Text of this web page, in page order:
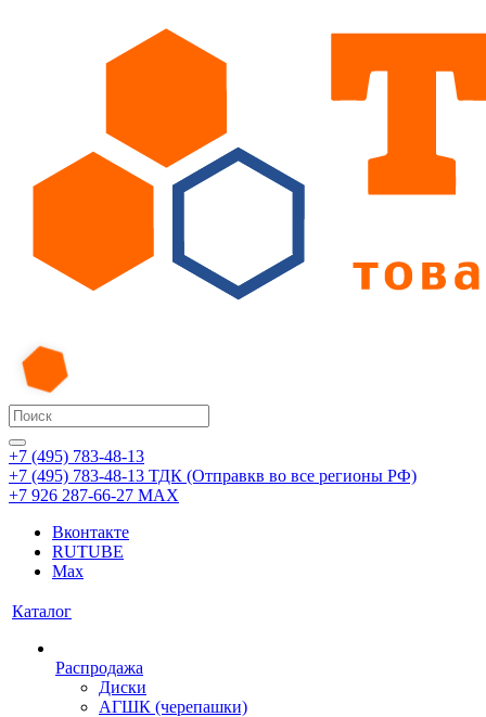
+7 (495) 783-48-13
+7 (495) 783-48-13 ТДК (Отправкв во все регионы РФ)
+7 926 287-66-27 МАХ
Вконтакте
RUTUBE
Max
Каталог
Распродажа
Диски
АГШК (черепашки)